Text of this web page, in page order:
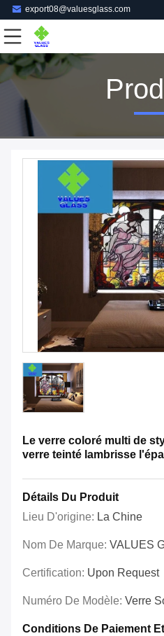
export08@valuesglass.com
Le verre coloré multi de
verre teinté lambrisse
Détails Du Produit
Lieu D'origine: La Chine
Nom De Marque: VALUES
Certification: Upon Request
Numéro De Modèle: Verre
Conditions De Paiement